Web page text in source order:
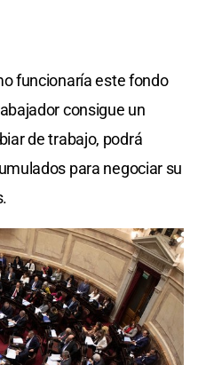
funcionaría este fondo
consigue un
de trabajo, podrá
para negociar su